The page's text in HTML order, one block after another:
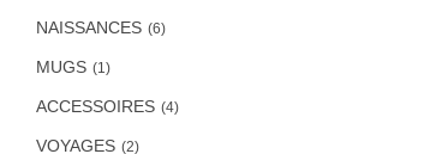
NAISSANCES (6)
MUGS (1)
ACCESSOIRES (4)
VOYAGES (2)